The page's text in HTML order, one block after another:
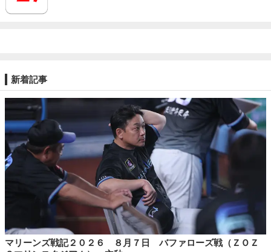
新着記事
マリーンズ戦記２０２６ ８月７日 バファローズ戦（ＺＯＺ